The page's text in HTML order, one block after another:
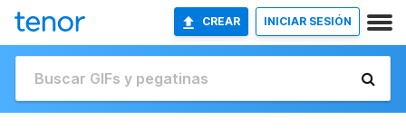
CREAR INICIAR SESIÓN